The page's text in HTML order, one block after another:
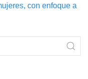
con enfoque a